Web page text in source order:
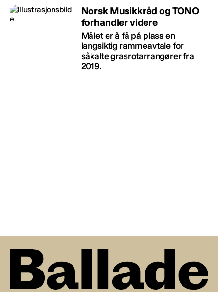
Norsk Musikkråd og TONO
forhandler videre
Målet er å få på plass en
langsiktig rammeavtale for
såkalte grasrotarrangører fra
2019.